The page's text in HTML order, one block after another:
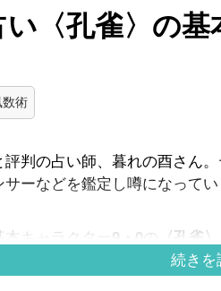
い〈孔雀〉の基
数術
判の占い師、暮れの酉さん
ーなどを鑑定し噂になって
キャラクター 9・0 の 〈孔雀〉
続きを